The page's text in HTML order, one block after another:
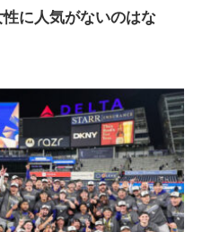
に人気がないのはな